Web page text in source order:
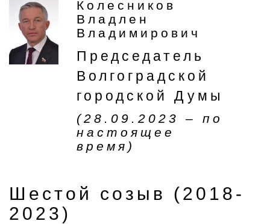
Колесников
Владлен
Владимирович
Председатель
Волгоградской
городской Думы
(28.09.2023 – по
настоящее
время)
Шестой созыв (2018-
2023)